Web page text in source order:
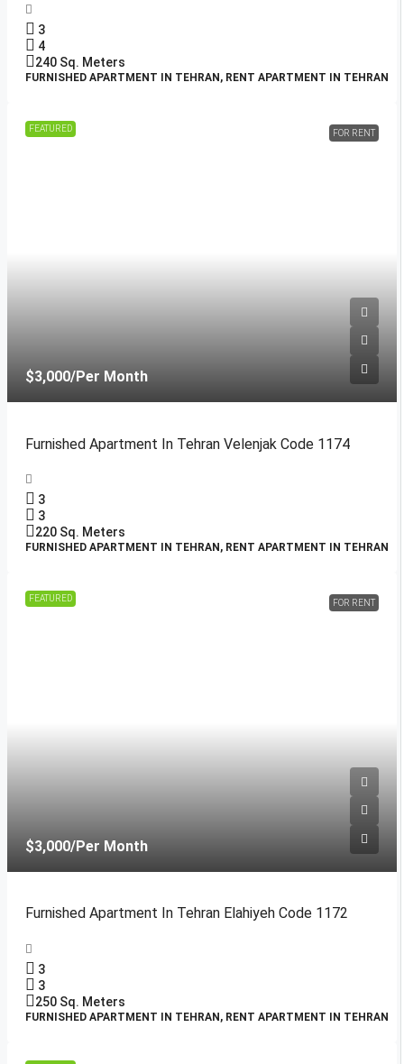
3
4
240 Sq. Meters
FURNISHED APARTMENT IN TEHRAN, RENT APARTMENT IN TEHRAN
FEATURED FOR RENT
$3,000/Per Month
Furnished Apartment In Tehran Velenjak Code 1174
3
3
220 Sq. Meters
FURNISHED APARTMENT IN TEHRAN, RENT APARTMENT IN TEHRAN
FEATURED FOR RENT
$3,000/Per Month
Furnished Apartment In Tehran Elahiyeh Code 1172
3
3
250 Sq. Meters
FURNISHED APARTMENT IN TEHRAN, RENT APARTMENT IN TEHRAN